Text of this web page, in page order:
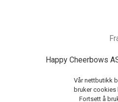
Happy Cheerbows
Vår nettbutikk
bruker cookies
Fortsett å